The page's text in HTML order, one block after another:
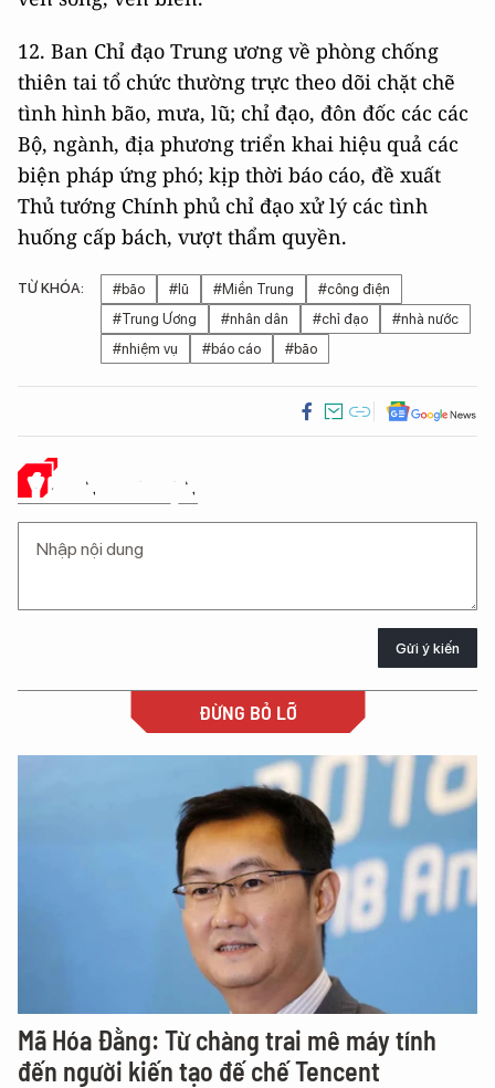
12. Ban Chỉ đạo Trung ương về phòng chống
thiên tai tổ chức thường trực theo dõi chặt chẽ
tình hình bão, mưa, lũ; chỉ đạo, đôn đốc các các
Bộ, ngành, địa phương triển khai hiệu quả các
biện pháp ứng phó; kịp thời báo cáo, đề xuất
Thủ tướng Chính phủ chỉ đạo xử lý các tình
huống cấp bách, vượt thẩm quyền.
TỪ KHÓA: #bão #lũ #Miền Trung
#công điện
#Trung Ương
#nhân dân #chỉ đạo
#nhà nước
#nhiệm vụ
#báo cáo #bão
Ý KIẾN CỦA BẠN
Gửi ý kiến
ĐỪNG BỎ LỠ
Mã Hóa Đằng: Từ chàng trai mê máy tính
đến người kiến tạo đế chế Tencent